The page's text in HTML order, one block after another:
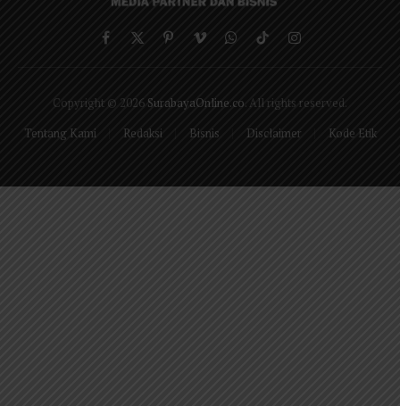
Facebook
X
PinterestVimeoWhatsApp
TikTokInstagram
Copyright © 2026 SurabayaOnline.co . All rights reserved.
Tentang Kami
Redaksi Bisnis Disclaimer Kode Etik